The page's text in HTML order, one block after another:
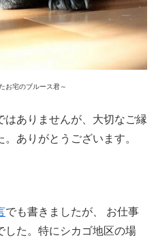
お宅のブルース君～
はありませんが、大切なご縁
ありがとうございます。
でも書きましたが、 お仕事
した。特にシカゴ地区の場